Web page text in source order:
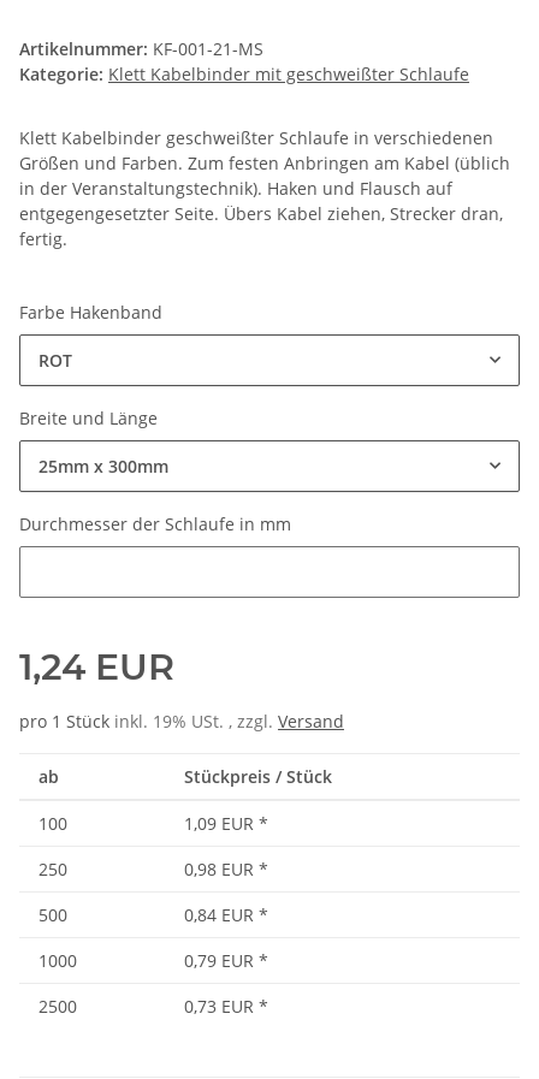
Artikelnummer: KF-001-21-MS
Kategorie: Klett Kabelbinder mit geschweißter Schlaufe
Klett Kabelbinder geschweißter Schlaufe in verschiedenen
Größen und Farben. Zum festen Anbringen am Kabel (üblich
in der Veranstaltungstechnik). Haken und Flausch auf
entgegengesetzter Seite. Übers Kabel ziehen, Strecker dran,
fertig.
Farbe Hakenband
ROT
Breite und Länge
25mm x 300mm
Durchmesser der Schlaufe in mm
1,24 EUR
pro 1 Stück inkl. 19% USt. , zzgl. Versand
ab Stückpreis / Stück
100 1,09 EUR *
250
0,98 EUR *
500
0,84 EUR *
1000
0,79 EUR *
2500
0,73 EUR *